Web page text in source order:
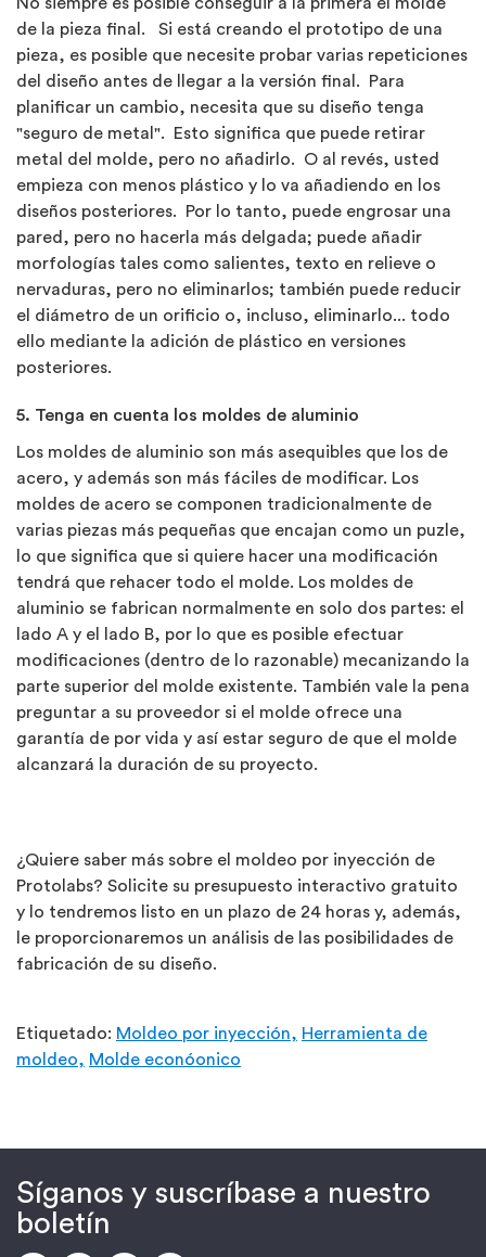
de la pieza final. Si está creando el prototipo de una
pieza, es posible que necesite probar varias repeticiones
del diseño antes de llegar a la versión final. Para
planificar un cambio, necesita que su diseño tenga
"seguro de metal". Esto significa que puede retirar
metal del molde, pero no añadirlo. O al revés, usted
empieza con menos plástico y lo va añadiendo en los
diseños posteriores. Por lo tanto, puede engrosar una
pared, pero no hacerla más delgada; puede añadir
morfologías tales como salientes, texto en relieve o
nervaduras, pero no eliminarlos; también puede reducir
el diámetro de un orificio o, incluso, eliminarlo... todo
ello mediante la adición de plástico en versiones
posteriores.
5. Tenga en cuenta los moldes de aluminio
Los moldes de aluminio son más asequibles que los de
acero, y además son más fáciles de modificar. Los
moldes de acero se componen tradicionalmente de
varias piezas más pequeñas que encajan como un puzle,
lo que significa que si quiere hacer una modificación
tendrá que rehacer todo el molde. Los moldes de
aluminio se fabrican normalmente en solo dos partes: el
lado A y el lado B, por lo que es posible efectuar
modificaciones (dentro de lo razonable) mecanizando la
parte superior del molde existente. También vale la pena
preguntar a su proveedor si el molde ofrece una
garantía de por vida y así estar seguro de que el molde
alcanzará la duración de su proyecto.
¿Quiere saber más sobre el moldeo por inyección de
Protolabs? Solicite su presupuesto interactivo gratuito
y lo tendremos listo en un plazo de 24 horas y, además,
le proporcionaremos un análisis de las posibilidades de
fabricación de su diseño.
Etiquetado: Moldeo por inyección, Herramienta de
moldeo, Molde econóonico
Síganos y suscríbase a nuestro
boletín